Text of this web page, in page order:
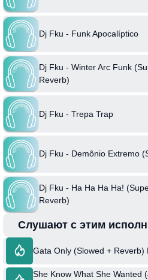
Dj Fku - Funk Apocalíptico
Dj Fku - Winter Arc Funk
Reverb)
Dj Fku - Trepa Trap
Dj Fku - Demônio Extremo
Dj Fku - Ha Ha Ha Ha!
Reverb)
Слушают с этим
Gata Only (Slowed + Reverb)
She Know What She Wanted